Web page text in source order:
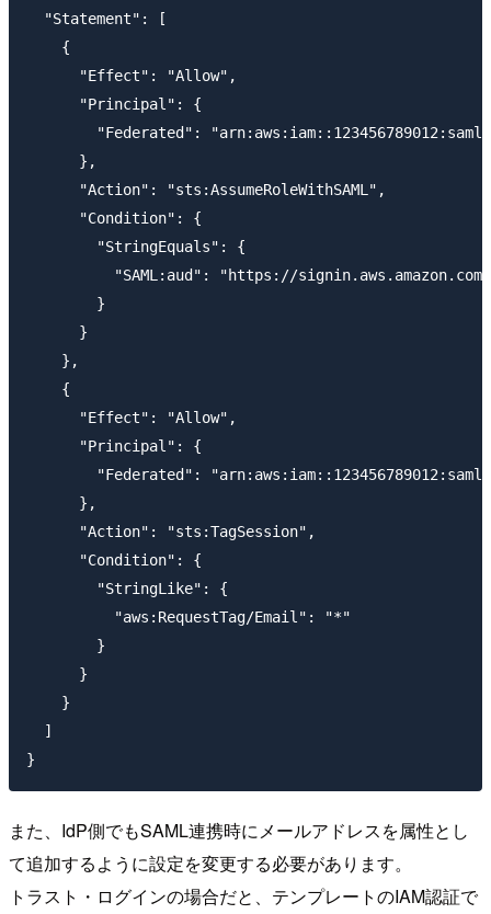
  "Statement": [
    {
      "Effect": "Allow",
      "Principal": {
"Federated":
      },
      "Action": "sts:AssumeRoleWithSAML",
      "Condition": {
        "StringEquals": {
"SAML:aud": "https://
        }
      }
    },
    {
      "Effect": "Allow",
      "Principal": {
"Federated":
      },
      "Action": "sts:TagSession",
      "Condition": {
        "StringLike": {
          "aws:RequestTag/Email": "*"
        }
      }
    }
  ]
また、IdP側でもSAML連携時にメールアドレスを属性とし
て追加するように設定を変更する必要があります。
トラスト・ログインの場合だと、テンプレートのIAM認証で